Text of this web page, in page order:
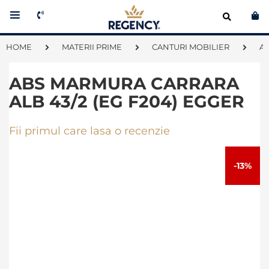
HOME MATERII PRIME CANTURI MOBILIER
-13%
ABS MARMURA CARRARA
ALB 43/2 (EG F204) EGGER
Fii primul care lasa o recenzie